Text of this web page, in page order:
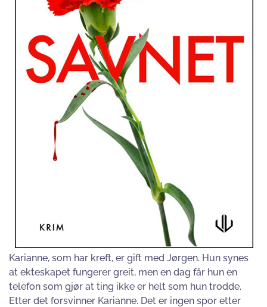
Karianne, som har kreft, er gift med Jørgen. Hun synes
at ekteskapet fungerer greit, men en dag får hun en
telefon som gjør at ting ikke er helt som hun trodde.
Etter det forsvinner Karianne. Det er ingen spor etter